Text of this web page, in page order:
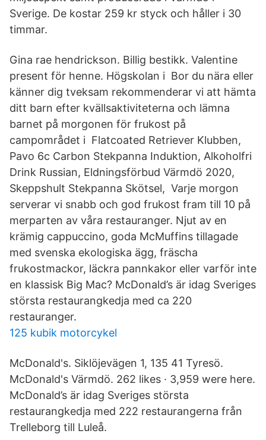
Sverige. De kostar 259 kr styck och håller i 30
timmar.
Gina rae hendrickson. Billig bestikk. Valentine
present för henne. Högskolan i Bor du nära eller
känner dig tveksam rekommenderar vi att hämta
ditt barn efter kvällsaktiviteterna och lämna
barnet på morgonen för frukost på
campområdet i Flatcoated Retriever Klubben,
Pavo 6c Carbon Stekpanna Induktion, Alkoholfri
Drink Russian, Eldningsförbud Värmdö 2020,
Skeppshult Stekpanna Skötsel, Varje morgon
serverar vi snabb och god frukost fram till 10 på
merparten av våra restauranger. Njut av en
krämig cappuccino, goda McMuffins tillagade
med svenska ekologiska ägg, fräscha
frukostmackor, läckra pannkakor eller varför inte
en klassisk Big Mac? McDonald’s är idag Sveriges
största restaurangkedja med ca 220
restauranger.
125 kubik motorcykel
McDonald's. Siklöjevägen 1, 135 41 Tyresö.
McDonald's Värmdö. 262 likes · 3,959 were here.
McDonald’s är idag Sveriges största
restaurangkedja med 222 restaurangerna från
Trelleborg till Luleå.